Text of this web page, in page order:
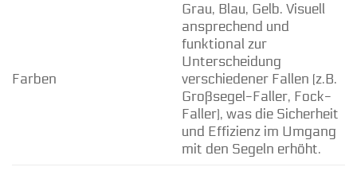
Farben
Grau, Blau, Gelb. Visuell
ansprechend und
funktional zur
Unterscheidung
verschiedener Fallen (z.B.
Großsegel-Faller, Fock-
Faller), was die Sicherheit
und Effizienz im Umgang
mit den Segeln erhöht.